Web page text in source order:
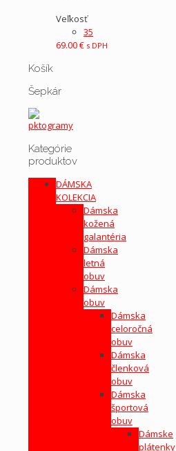
Veľkosť
35
69.00€ s DPH
Košík
Šepkár
Kategórie
produktov
DÁMSKA
KOLEKCIA
Dámska
kožená
galantéria
Dámska
letná
obuv
Dámska
obuv
Dámska
celoročná
obuv
Dámska
členková
obuv
Dámska
športová
obuv
Dámske
plátenky